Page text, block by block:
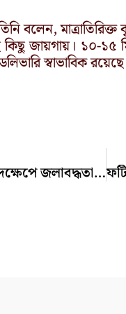
বলেন,
জায়গায়। ১০-১৫
স্বাভাবিক
বোয়ালখালীতে প্রশাসনের পদক্ষেপে জলাবদ্ধতা থেকে মুক্তি পেল ২০০ পরিবার